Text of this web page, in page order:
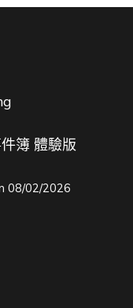
件簿 體驗版
08/02/2026